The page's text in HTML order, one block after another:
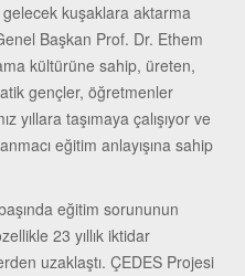
gelecek kuşaklara aktarma
Başkan Prof. Dr. Ethem
kültürüne sahip, üreten,
gençler, öğretmenler
yıllara taşımaya çalışıyor ve
eğitim anlayışına sahip
eğitim sorununun
23 yıllık iktidar
uzaklaştı. ÇEDES Projesi